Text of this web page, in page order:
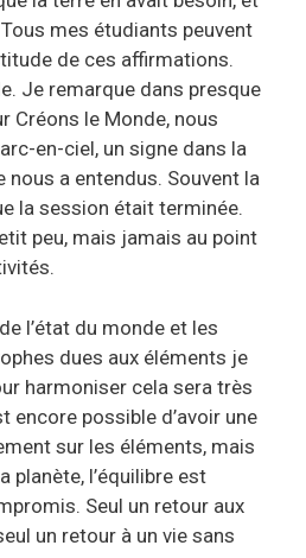
mes étudiants peuvent
de ces affirmations.
Je remarque dans presque
Créons le Monde, nous
en-ciel, un signe dans la
a entendus. Souvent la
la session était terminée.
peu, mais jamais au point
l’état du monde et les
dues aux éléments je
harmoniser cela sera très
encore possible d’avoir une
sur les éléments, mais
planète, l’équilibre est
Seul un retour aux
un retour à un vie sans